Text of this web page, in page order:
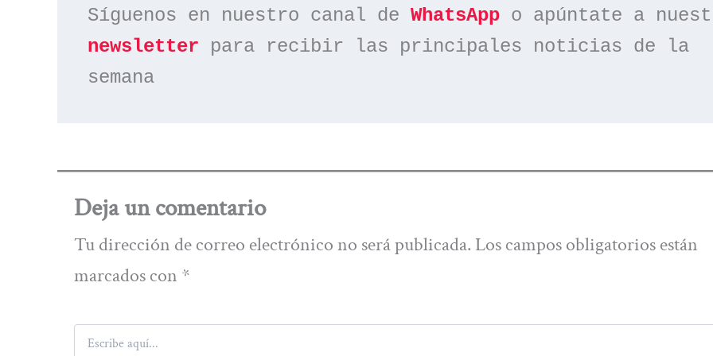
Síguenos en nuestro canal de WhatsApp
newsletter para recibir las principales noticias de la
semana
Deja un comentario
Tu dirección de correo electrónico no será publicada. Los campos obligatorios están
marcados con *
Escribe
aquí...